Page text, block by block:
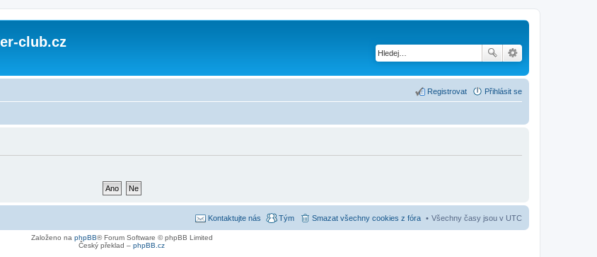
club.cz
Přihlásit se
Registrovat
Všechny časy jsou v UTC
Smazat všechny cookies z fóra
Tým
Kontaktujte nás
Založeno na phpBB® Forum Software © phpBB Limited
Český překlad – phpBB.cz